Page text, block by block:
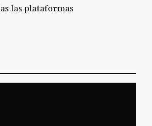
las plataformas